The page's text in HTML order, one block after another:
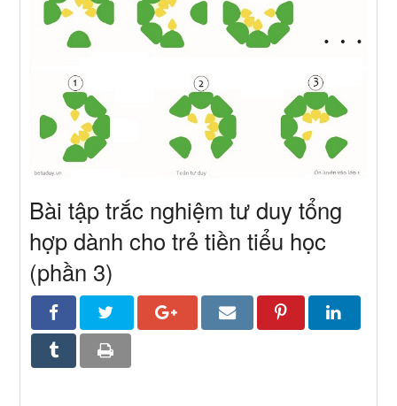
Bài tập trắc nghiệm tư duy tổng
hợp dành cho trẻ tiền tiểu học
(phần 3)